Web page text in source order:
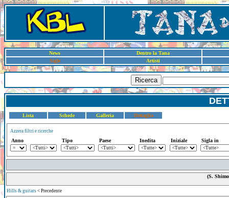
News
Dentro la Tana
Sigle
Artisti
Ricerca
Lista Schede Galleria Dettaglio
Azzera filtri e ricerche
Anno Tipo Paese Inedita Iniziale Sigla in
(S.
Hills & guitars < Precedente